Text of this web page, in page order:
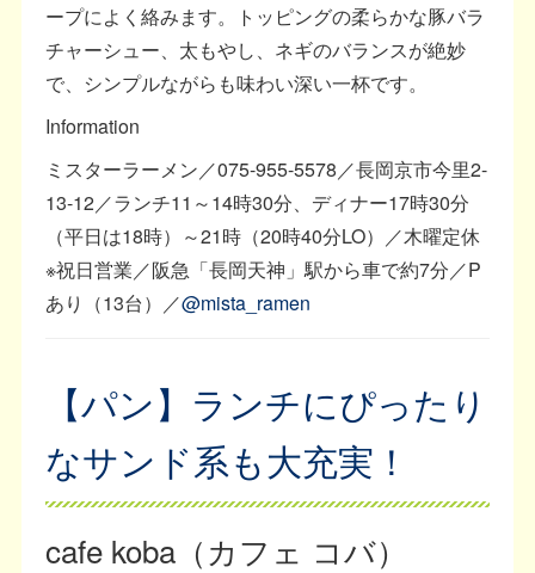
ープによく絡みます。トッピングの柔らかな豚バラ
チャーシュー、太もやし、ネギのバランスが絶妙
で、シンプルながらも味わい深い一杯です。
Information
ミスターラーメン／075-955-5578／長岡京市今里2-
13-12／ランチ11～14時30分、ディナー17時30分
（平日は18時）～21時（20時40分LO）／木曜定休
※祝日営業／阪急「長岡天神」駅から車で約7分／P
あり（13台）／@mista_ramen
【パン】ランチにぴったり
なサンド系も大充実！
cafe koba（カフェ コバ）